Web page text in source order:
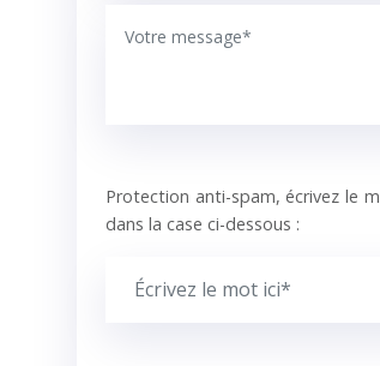
Protection anti-spam, écrivez le
dans la case ci-dessous :